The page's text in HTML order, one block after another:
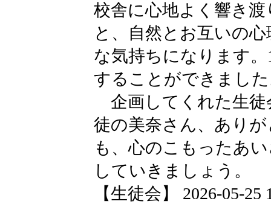
校舎に心地よく響き
と、自然とお互いの
な気持ちになります
することができまし
企画してくれた生徒
徒の美奈さん、あり
も、心のこもったあ
していきましょう。
【生徒会】 2026-05-25